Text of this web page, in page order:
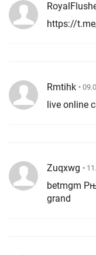
https://
Rmtihk •
live online
Zuqxwg •
betmgm
grand